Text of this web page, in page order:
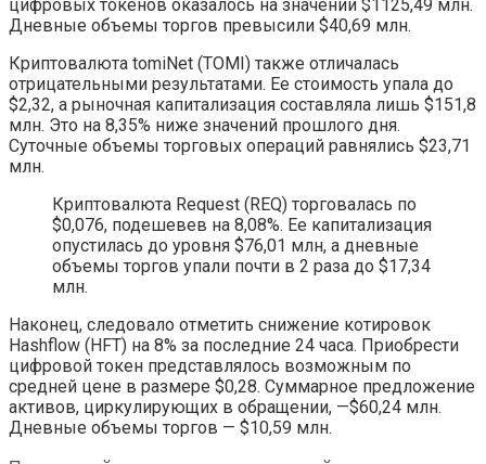
цифровых токенов оказалось на значении $1125,49 млн.
Дневные объемы торгов превысили $40,69 млн.
Криптовалюта tomiNet (TOMI) также отличалась
отрицательными результатами. Ее стоимость упала до
$2,32, а рыночная капитализация составляла лишь $151,8
млн. Это на 8,35% ниже значений прошлого дня.
Суточные объемы торговых операций равнялись $23,71
млн.
Криптовалюта Request (REQ) торговалась по
$0,076, подешевев на 8,08%. Ее капитализация
опустилась до уровня $76,01 млн, а дневные
объемы торгов упали почти в 2 раза до $17,34
млн.
Наконец, следовало отметить снижение котировок
Hashflow (HFT) на 8% за последние 24 часа. Приобрести
цифровой токен представлялось возможным по
средней цене в размере $0,28. Суммарное предложение
активов, циркулирующих в обращении, —$60,24 млн.
Дневные объемы торгов — $10,59 млн.